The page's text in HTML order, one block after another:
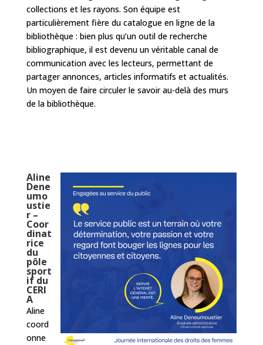
collections et les rayons. Son équipe est
particulièrement fière du catalogue en ligne de la
bibliothèque : bien plus qu’un outil de recherche
bibliographique, il est devenu un véritable canal de
communication avec les lecteurs, permettant de
partager annonces, articles informatifs et actualités.
Un moyen de faire circuler le savoir au-delà des murs
de la bibliothèque.
Aline
Dene
umo
ustie
r –
Coor
dinat
rice
du
pôle
sport
if du
CERI
A
Aline
coord
onne